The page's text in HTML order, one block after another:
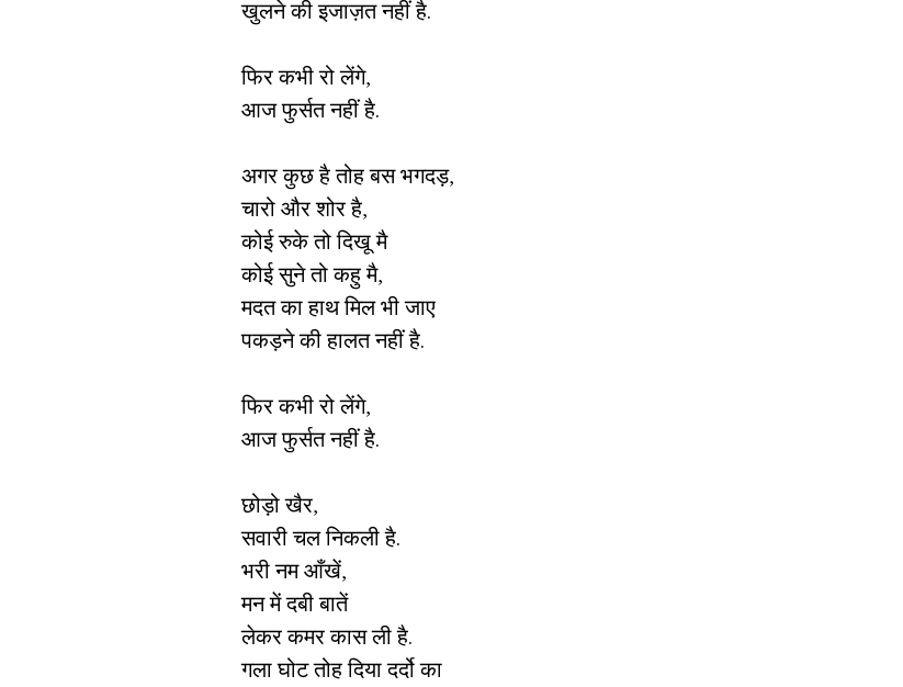
खुलने की इजाज़त नहीं है.
फिर कभी रो लेंगे,
आज फुर्सत नहीं है.
अगर कुछ है तोह बस भगदड़,
चारो और शोर है,
कोई रुके तो दिखू मै
कोई सुने तो कहु मै,
मदत का हाथ मिल भी जाए
पकड़ने की हालत नहीं है.
फिर कभी रो लेंगे,
आज फुर्सत नहीं है.
छोड़ो खैर,
सवारी चल निकली है.
भरी नम आँखें,
मन में दबी बातें
लेकर कमर कास ली है.
गला घोट तोह दिया दर्दो का